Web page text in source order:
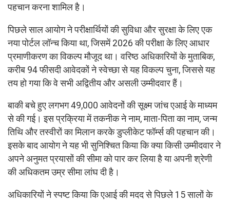
पहचान करना शामिल है।
पिछले साल आयोग ने परीक्षार्थियों की सुविधा और सुरक्षा के लिए एक
नया पोर्टल लॉन्च किया था, जिसमें 2026 की परीक्षा के लिए आधार
प्रमाणीकरण का विकल्प मौजूद था। वरिष्ठ अधिकारियों के मुताबिक,
करीब 94 फीसदी आवेदकों ने स्वेच्छा से यह विकल्प चुना, जिससे यह
तय हो गया कि वे सभी अद्वितीय और असली उम्मीदवार हैं।
बाकी बचे हुए लगभग 49,000 आवेदनों की सूक्ष्म जांच एआई के माध्यम
से की गई। इस प्रक्रिया में तकनीक ने नाम, माता-पिता का नाम, जन्म
तिथि और तस्वीरों का मिलान करके डुप्लीकेट फॉर्म्स की पहचान की।
इसके बाद आयोग ने यह भी सुनिश्चित किया कि क्या किसी उम्मीदवार ने
अपने अनुमत प्रयासों की सीमा को पार कर लिया है या अपनी श्रेणी
की अधिकतम उम्र सीमा लांघ दी है।
अधिकारियों ने स्पष्ट किया कि एआई की मदद से पिछले 15 सालों के